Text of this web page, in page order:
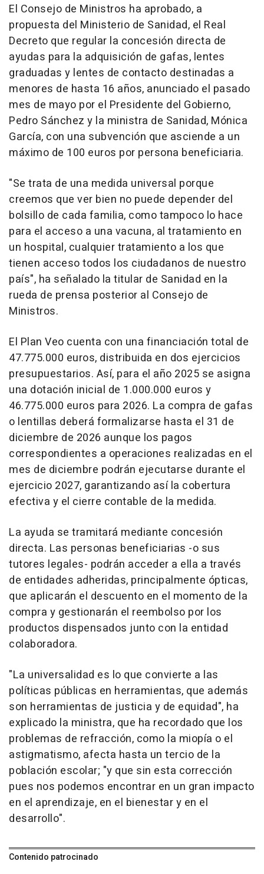
El Consejo de Ministros ha aprobado, a
propuesta del Ministerio de Sanidad, el Real
Decreto que regular la concesión directa de
ayudas para la adquisición de gafas, lentes
graduadas y lentes de contacto destinadas a
menores de hasta 16 años, anunciado el pasado
mes de mayo por el Presidente del Gobierno,
Pedro Sánchez y la ministra de Sanidad, Mónica
García, con una subvención que asciende a un
máximo de 100 euros por persona beneficiaria.
"Se trata de una medida universal porque
creemos que ver bien no puede depender del
bolsillo de cada familia, como tampoco lo hace
para el acceso a una vacuna, al tratamiento en
un hospital, cualquier tratamiento a los que
tienen acceso todos los ciudadanos de nuestro
país", ha señalado la titular de Sanidad en la
rueda de prensa posterior al Consejo de
Ministros.
El Plan Veo cuenta con una financiación total de
47.775.000 euros, distribuida en dos ejercicios
presupuestarios. Así, para el año 2025 se asigna
una dotación inicial de 1.000.000 euros y
46.775.000 euros para 2026. La compra de gafas
o lentillas deberá formalizarse hasta el 31 de
diciembre de 2026 aunque los pagos
correspondientes a operaciones realizadas en el
mes de diciembre podrán ejecutarse durante el
ejercicio 2027, garantizando así la cobertura
efectiva y el cierre contable de la medida.
La ayuda se tramitará mediante concesión
directa. Las personas beneficiarias -o sus
tutores legales- podrán acceder a ella a través
de entidades adheridas, principalmente ópticas,
que aplicarán el descuento en el momento de la
compra y gestionarán el reembolso por los
productos dispensados junto con la entidad
colaboradora.
"La universalidad es lo que convierte a las
políticas públicas en herramientas, que además
son herramientas de justicia y de equidad", ha
explicado la ministra, que ha recordado que los
problemas de refracción, como la miopía o el
astigmatismo, afecta hasta un tercio de la
población escolar; "y que sin esta corrección
pues nos podemos encontrar en un gran impacto
en el aprendizaje, en el bienestar y en el
desarrollo".
Contenido patrocinado